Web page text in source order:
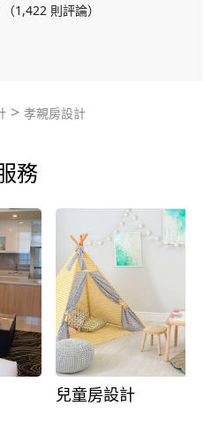
（1,422 則評論）
> 孝親房設計
務
兒童房設計